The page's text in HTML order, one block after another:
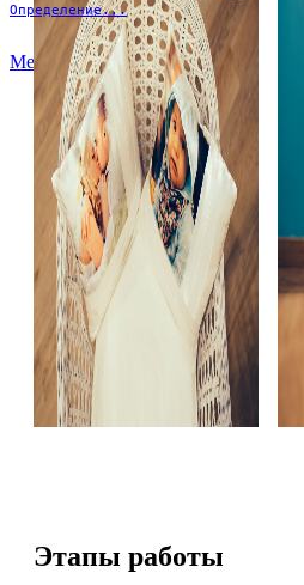
Определение...
Меню
Этапы работы